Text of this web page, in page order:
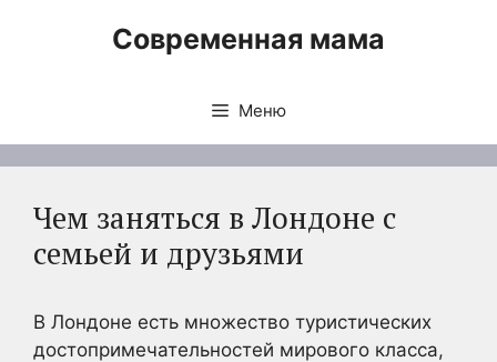
Современная мама
Меню
Чем заняться в Лондоне с
семьей и друзьями
В Лондоне есть множество туристических
достопримечательностей мирового класса,